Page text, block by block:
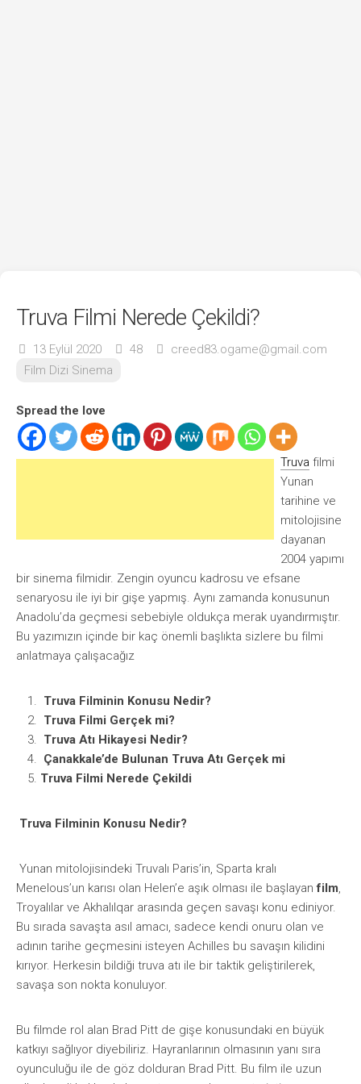
Truva Filmi Nerede Çekildi?
13 Eylül 2020 48
creed83.ogame@gmail.com
Film Dizi Sinema
Spread the love
Truva filmi
Yunan
tarihine ve
mitolojisine
dayanan
2004 yapımı
bir sinema filmidir. Zengin oyuncu kadrosu ve efsane
senaryosu ile iyi bir gişe yapmış. Aynı zamanda konusunun
Anadolu’da geçmesi sebebiyle oldukça merak uyandırmıştır.
Bu yazımızın içinde bir kaç önemli başlıkta sizlere bu filmi
anlatmaya çalışacağız
Truva Filminin Konusu Nedir?
Truva Filmi Gerçek mi?
Truva Atı Hikayesi Nedir?
Çanakkale’de Bulunan Truva Atı Gerçek mi
Truva Filmi Nerede Çekildi
Truva Filminin Konusu Nedir?
Yunan mitolojisindeki Truvalı Paris’in, Sparta kralı
Menelous’un karısı olan Helen’e aşık olması ile başlayanfilm,
Troyalılar ve Akhalılqar arasında geçen savaşı konu ediniyor.
Bu sırada savaşta asıl amacı, sadece kendi onuru olan ve
adının tarihe geçmesini isteyen Achilles bu savaşın kilidini
kırıyor. Herkesin bildiği truva atı ile bir taktik geliştirilerek,
savaşa son nokta konuluyor.
Bu filmde rol alan Brad Pitt de gişe konusundaki en büyük
katkıyı sağlıyor diyebiliriz. Hayranlarının olmasının yanı sıra
oyunculuğu ile de göz dolduran Brad Pitt. Bu film ile uzun